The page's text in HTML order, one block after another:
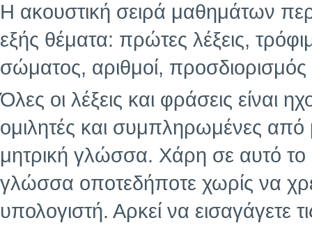
Η ακουστική σειρά μαθημάτων
εξής θέματα: πρώτες λέξεις,
σώματος, αριθμοί,
Όλες οι λέξεις και φράσεις είναι
ομιλητές και συμπληρωμένες
μητρική γλώσσα. Χάρη σε αυτό
γλώσσα οποτεδήποτε χωρίς να
υπολογιστή. Αρκεί να εισαγάγετε